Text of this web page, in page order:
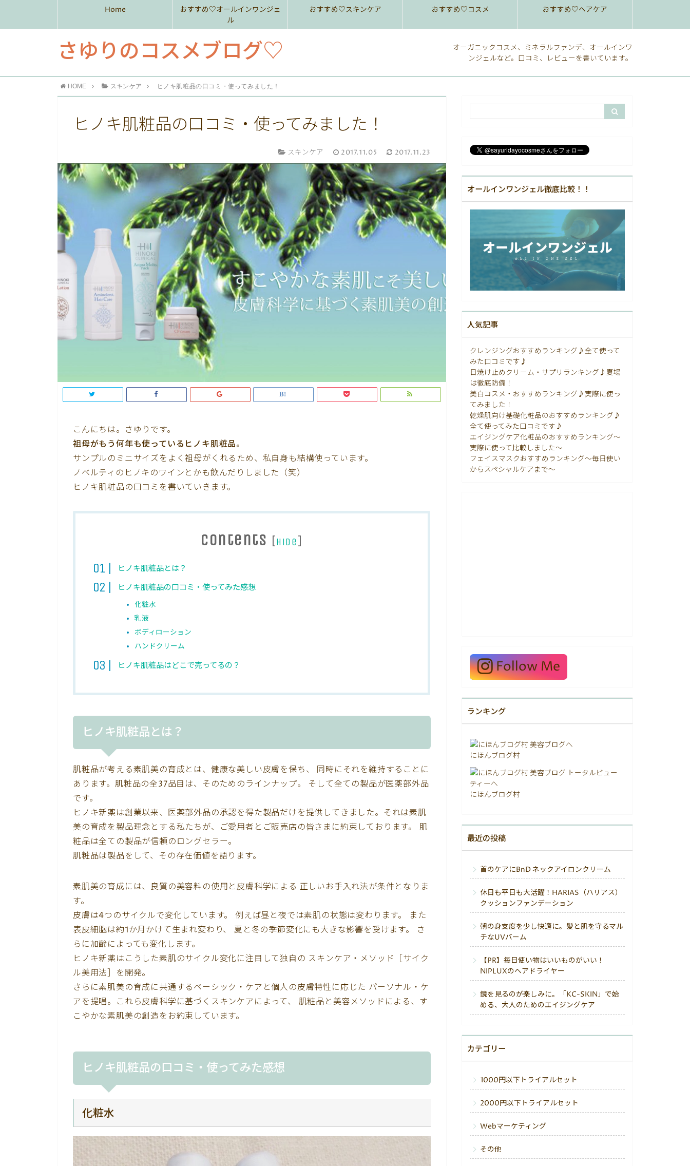
Home
おすすめ♡オールインワンジェ
ル
おすすめ♡スキンケア おすすめ♡コスメ おすすめ♡ヘアケア
さゆりのコスメブログ♡
オーガニックコスメ、ミネラルファンデ、オールインワ
ンジェルなど。口コミ、レビューを書いています。
HOME スキンケア ヒノキ肌粧品の口コミ・使ってみました！
ヒノキ肌粧品の口コミ・使ってみました！
スキンケア 2017.11.05 2017.11.23
こんにちは。さゆりです。
祖母がもう何年も使っているヒノキ肌粧品。
サンプルのミニサイズをよく祖母がくれるため、私自身も結構使っています。
ノベルティのヒノキのワインとかも飲んだりしました（笑）
ヒノキ肌粧品の口コミを書いていきます。
Contents [hide ]
ヒノキ肌粧品とは？
ヒノキ肌粧品の口コミ・使ってみた感想
化粧水
乳液
ボディローション
ハンドクリーム
ヒノキ肌粧品はどこで売ってるの？
ヒノキ肌粧品とは？
肌粧品が考える素肌美の育成とは、健康な美しい皮膚を保ち、 同時にそれを維持することに
あります。肌粧品の全37品目は、そのためのラインナップ。 そして全ての製品が医薬部外品
です。
ヒノキ新薬は創業以来、医薬部外品の承認を得た製品だけを提供してきました。それは素肌
美の育成を製品理念とする私たちが、ご愛用者とご販売店の皆さまに約束しております。 肌
粧品は全ての製品が信頼のロングセラー。
肌粧品は製品をして、その存在価値を語ります。
素肌美の育成には、良質の美容料の使用と皮膚科学による 正しいお手入れ法が条件となりま
す。
皮膚は4つのサイクルで変化しています。 例えば昼と夜では素肌の状態は変わります。 また
表皮細胞は約1か月かけて生まれ変わり、 夏と冬の季節変化にも大きな影響を受けます。 さ
らに加齢によっても変化します。
ヒノキ新薬はこうした素肌のサイクル変化に注目して独自の スキンケア・メソッド［サイク
ル美用法］を開発。
さらに素肌美の育成に共通するベーシック・ケアと個人の皮膚特性に応じた パーソナル・ケ
アを提唱。これら皮膚科学に基づくスキンケアによって、 肌粧品と美容メソッドによる、す
こやかな素肌美の創造をお約束しています。
ヒノキ肌粧品の口コミ・使ってみた感想
化粧水
オールインワンジェル徹底比較！！
人気記事
クレンジングおすすめランキング♪全て使って
みた口コミです♪
日焼け止めクリーム・サプリランキング♪夏場
は徹底防備！
美白コスメ・おすすめランキング♪実際に使っ
てみました！
乾燥肌向け基礎化粧品のおすすめランキング♪
全て使ってみた口コミです♪
エイジングケア化粧品のおすすめランキング〜
実際に使って比較しました〜
フェイスマスクおすすめランキング〜毎日使い
からスペシャルケアまで〜
Follow Me
ランキング
にほんブログ村
にほんブログ村
最近の投稿
首のケアにBnD ネックアイロンクリーム
休日も平日も大活躍！HARIAS（ハリアス）
クッションファンデーション
朝の身支度を少し快適に。髪と肌を守るマル
チなUVバーム
【PR】毎日使い物はいいものがいい！
NIPLUXのヘアドライヤー
鏡を見るのが楽しみに。「KC-SKIN」で始
める、大人のためのエイジングケア
カテゴリー
1000円以下トライアルセット
2000円以下トライアルセット
Webマーケティング
その他